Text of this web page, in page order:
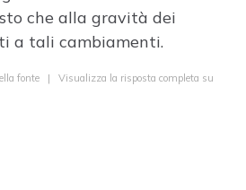
che alla gravità dei
a tali cambiamenti.
fonte | Visualizza la risposta completa su